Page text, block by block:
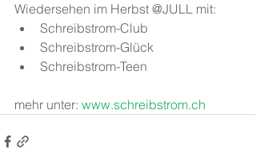
Wiedersehen im Herbst @JULL mit:
Schreibstrom-Club
Schreibstrom-Glück
Schreibstrom-Teen
mehr unter: www.schreibstrom.ch